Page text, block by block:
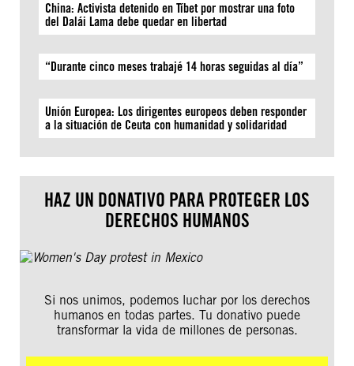
China: Activista detenido en Tíbet por mostrar una foto
del Dalái Lama debe quedar en libertad
“Durante cinco meses trabajé 14 horas seguidas al día”
Unión Europea: Los dirigentes europeos deben responder
a la situación de Ceuta con humanidad y solidaridad
HAZ UN DONATIVO PARA PROTEGER LOS
DERECHOS HUMANOS
Si nos unimos, podemos luchar por los derechos
humanos en todas partes. Tu donativo puede
transformar la vida de millones de personas.